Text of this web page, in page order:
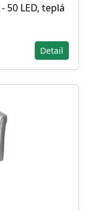
50 LED, teplá
Detail